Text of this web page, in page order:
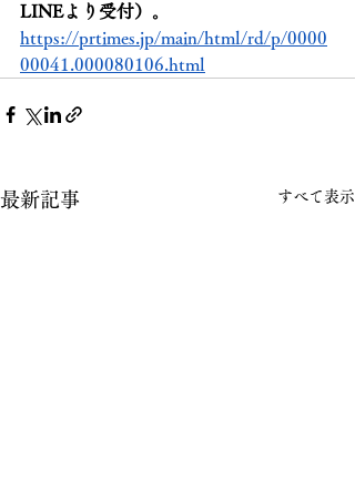
LINEより受付）。
https://prtimes.jp/main/html/rd/p/0000
00041.000080106.html
最新記事 すべて表示